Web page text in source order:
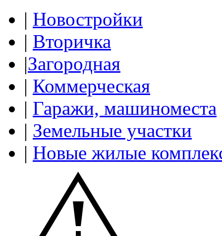
| Новостройки
| Вторичка
|Загородная
| Коммерческая
| Гаражи, машиноместа
| Земельные участки
| Новые жилые